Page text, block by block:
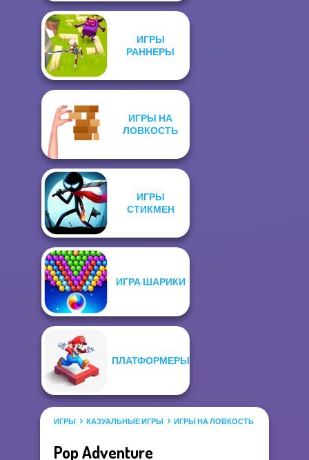
ИГРЫ
РАННЕРЫ
ИГРЫ НА
ЛОВКОСТЬ
ИГРЫ
СТИКМЕН
ИГРА ШАРИКИ
ПЛАТФОРМЕРЫ
ИГРЫ КАЗУАЛЬНЫЕ ИГРЫ ИГРЫ НА ЛОВКОСТЬ ИГРА
Pop Adventure